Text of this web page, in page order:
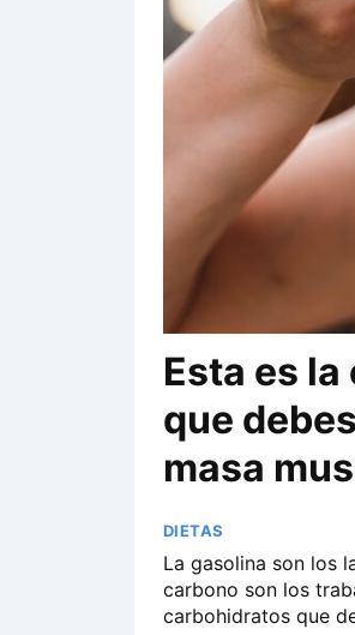
Esta es
que
masa
DIETAS
La gasolina son los
carbono son los
carbohidratos que